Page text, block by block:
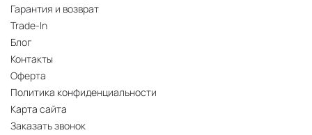
Гарантия и возврат
Trade-In
Блог
Контакты
Оферта
Политика конфиденциальности
Карта сайта
Заказать звонок